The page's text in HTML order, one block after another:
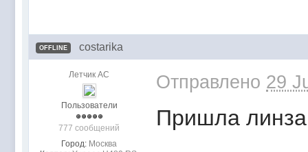
OFFLINE costarika
Летчик АС
Пользователи
777 сообщений
Город: Москва
Отправлено 29
Пришла